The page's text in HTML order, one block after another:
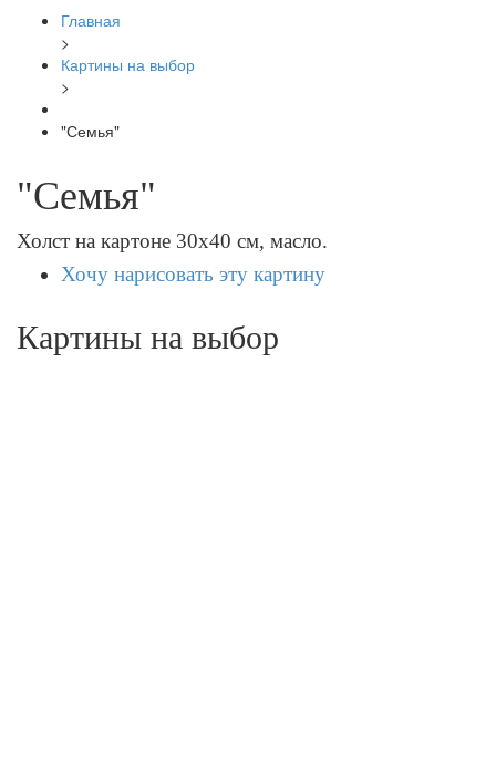
Главная
>
Картины на выбор
>
"Семья"
"Семья"
Холст на картоне 30х40 см, масло.
Хочу нарисовать эту картину
Картины на выбор